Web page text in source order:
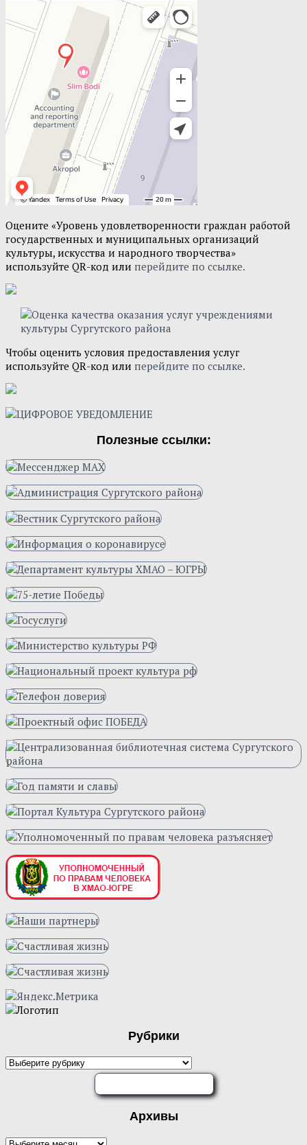
Оцените «Уровень удовлетворенности граждан работой
государственных и муниципальных организаций
культуры, искусства и народного творчества»
используйте QR-код или перейдите по ссылке.
Чтобы оценить условия предоставления услуг
используйте QR-код или перейдите по ссылке.
Полезные ссылки:
Рубрики
Архивы